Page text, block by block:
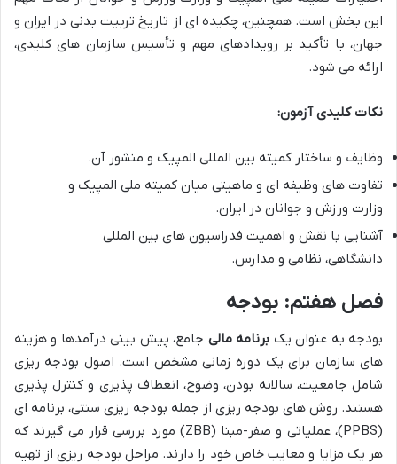
این بخش است. همچنین، چکیده ای از تاریخ تربیت بدنی در ایران و
جهان، با تأکید بر رویدادهای مهم و تأسیس سازمان های کلیدی،
ارائه می شود.
نکات کلیدی آزمون:
وظایف و ساختار کمیته بین المللی المپیک و منشور آن.
تفاوت های وظیفه ای و ماهیتی میان کمیته ملی المپیک و
وزارت ورزش و جوانان در ایران.
آشنایی با نقش و اهمیت فدراسیون های بین المللی
دانشگاهی، نظامی و مدارس.
فصل هفتم: بودجه
بودجه به عنوان یک برنامه مالی جامع، پیش بینی درآمدها و هزینه
های سازمان برای یک دوره زمانی مشخص است. اصول بودجه ریزی
شامل جامعیت، سالانه بودن، وضوح، انعطاف پذیری و کنترل پذیری
هستند. روش های بودجه ریزی از جمله بودجه ریزی سنتی، برنامه ای
(PPBS)، عملیاتی و صفر-مبنا (ZBB) مورد بررسی قرار می گیرند که
هر یک مزایا و معایب خاص خود را دارند. مراحل بودجه ریزی از تهیه